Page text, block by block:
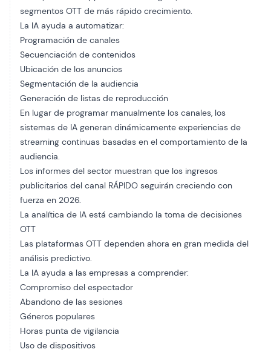
segmentos OTT de más rápido crecimiento.
La IA ayuda a automatizar:
Programación de canales
Secuenciación de contenidos
Ubicación de los anuncios
Segmentación de la audiencia
Generación de listas de reproducción
En lugar de programar manualmente los canales, los
sistemas de IA generan dinámicamente experiencias de
streaming continuas basadas en el comportamiento de la
audiencia.
Los informes del sector muestran que los ingresos
publicitarios del canal RÁPIDO seguirán creciendo con
fuerza en 2026.
La analítica de IA está cambiando la toma de decisiones
OTT
Las plataformas OTT dependen ahora en gran medida del
análisis predictivo.
La IA ayuda a las empresas a comprender:
Compromiso del espectador
Abandono de las sesiones
Géneros populares
Horas punta de vigilancia
Uso de dispositivos